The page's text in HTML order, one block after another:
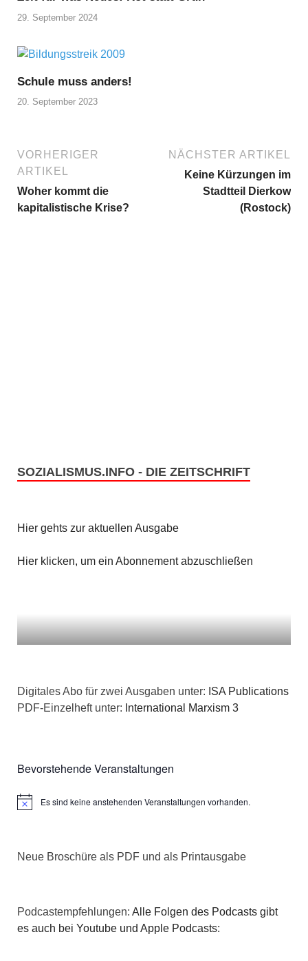
29. September 2024
Schule muss anders!
20. September 2023
VORHERIGER
ARTIKEL
Woher kommt die
kapitalistische Krise?
NÄCHSTER ARTIKEL
Keine Kürzungen im
Stadtteil Dierkow
(Rostock)
SOZIALISMUS.INFO - DIE ZEITSCHRIFT
Hier gehts zur aktuellen Ausgabe
Hier klicken, um ein Abonnement abzuschließen
Digitales Abo für zwei Ausgaben unter: ISA Publications
PDF-Einzelheft unter: International Marxism 3
Bevorstehende Veranstaltungen
HinweisEs sind keine anstehenden Veranstaltungen vorhanden.
Neue Broschüre als PDF und als Printausgabe
Podcastempfehlungen: Alle Folgen des Podcasts gibt
es auch bei Youtube und Apple Podcasts: